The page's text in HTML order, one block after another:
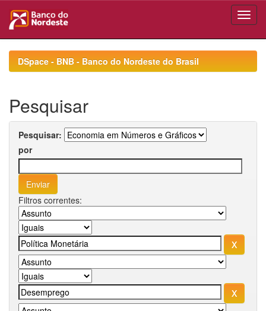
navigationDSpace - BNB - Banco do Nordeste do Brasil
Pesquisar
Pesquisar:
por
Filtros correntes: